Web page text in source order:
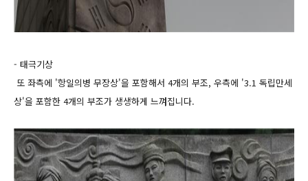
- 태극기상
또 좌측에 '항일의병 무장상'을 포함해서 4개의 부조, 우측에 '3.1 독립만세
상'을 포함한 4개의 부조가 생생하게 느껴집니다.